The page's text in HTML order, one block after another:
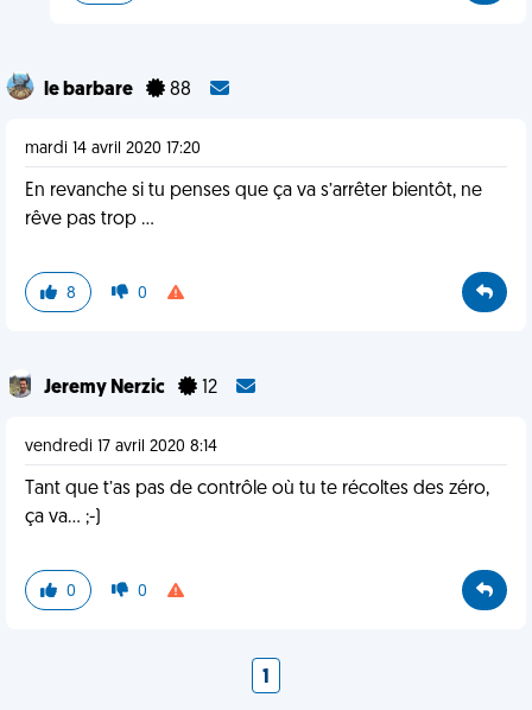
le barbare 88
mardi 14 avril 2020 17:20
En revanche si tu penses que ça va s’arrêter bientôt, ne
rêve pas trop ...
8 0
Jeremy Nerzic 12
vendredi 17 avril 2020 8:14
Tant que t’as pas de contrôle où tu te récoltes des zéro,
ça va... ;-)
0 0
1